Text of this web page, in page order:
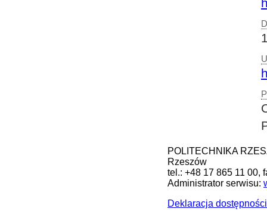
POLITECHNIKA
Rzeszów
tel.: +48 17 865 11 00,
Administrator serwisu:
Deklaracja dostępności